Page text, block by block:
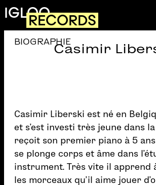
Aller au contenu principal
IGLOORECORDS
Casimir
BIOGRAPHIE
Casimir Liberski est né en
et s’est investi très jeune dans
reçoit son premier piano à 5
se plonge corps et âme dans
instrument. Très vite il apprend
les morceaux qu’il aime jouer